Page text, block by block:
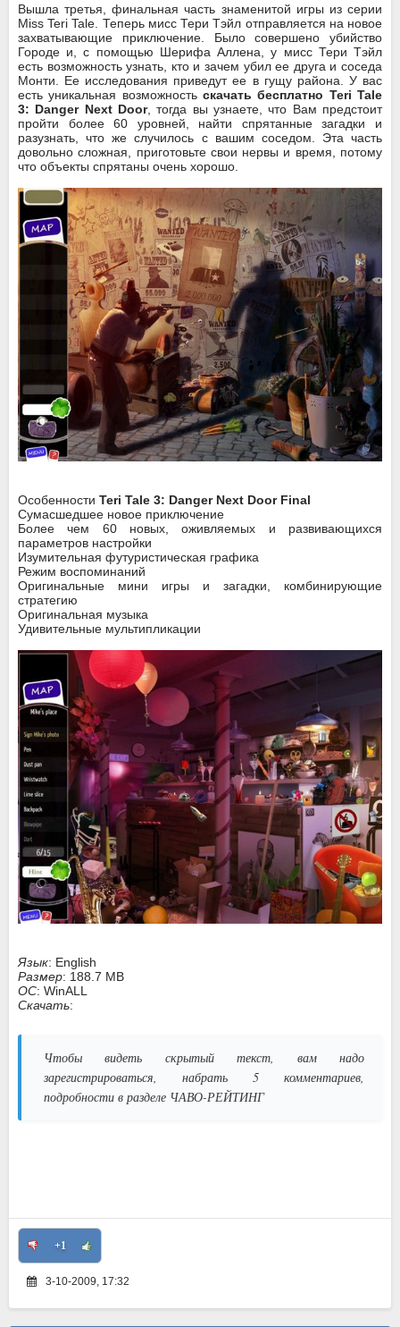
Вышла третья, финальная часть знаменитой игры из серии
Miss Teri Tale. Теперь мисс Тери Тэйл отправляется на новое
захватывающие приключение. Было совершено убийство
Городе и, с помощью Шерифа Аллена, у мисс Тери Тэйл
есть возможность узнать, кто и зачем убил ее друга и соседа
Монти. Ее исследования приведут ее в гущу района. У вас
есть уникальная возможность скачать бесплатно Teri Tale
3: Danger Next Door, тогда вы узнаете, что Вам предстоит
пройти более 60 уровней, найти спрятанные загадки и
разузнать, что же случилось с вашим соседом. Эта часть
довольно сложная, приготовьте свои нервы и время, потому
что объекты спрятаны очень хорошо.
Особенности Teri Tale 3: Danger Next Door Final
Сумасшедшее новое приключение
Более чем 60 новых, оживляемых и развивающихся
параметров настройки
Изумительная футуристическая графика
Режим воспоминаний
Оригинальные мини игры и загадки, комбинирующие
стратегию
Оригинальная музыка
Удивительные мультипликации
Язык: English
Размер: 188.7 MB
ОС: WinALL
Скачать:
Чтобы видеть скрытый текст, вам надо
зарегистрироваться, набрать 5 комментариев,
подробности в разделе ЧАВО-РЕЙТИНГ
+1
3-10-2009, 17:32